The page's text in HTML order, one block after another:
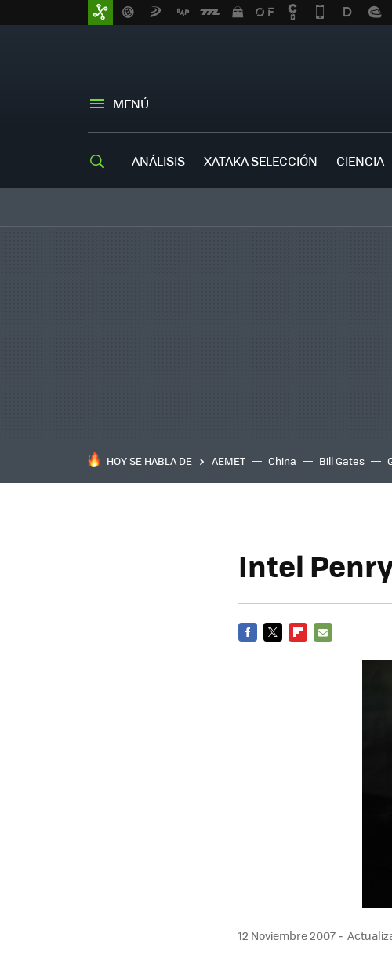
MENÚ
ANÁLISIS XATAKA SELECCIÓN CIENCIA
HOY SE HABLA DE AEMET China Bill Gates
Intel
12 Noviembre 2007